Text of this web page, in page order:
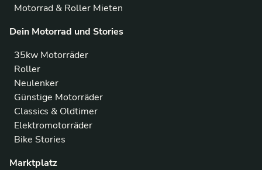
Motorrad & Roller Mieten
Dein Motorrad und Stories
35kw Motorräder
Roller
Neulenker
Günstige Motorräder
Classics & Oldtimer
Elektromotorräder
Bike Stories
Marktplatz